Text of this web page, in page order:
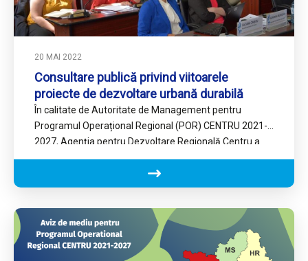
20 MAI 2022
Consultare publică privind viitoarele
proiecte de dezvoltare urbană durabilă
În calitate de Autoritate de Management pentru
Programul Operațional Regional (POR) CENTRU 2021-
2027, Agenția pentru Dezvoltare Regională Centru a
organizat – în Alba Iulia și…